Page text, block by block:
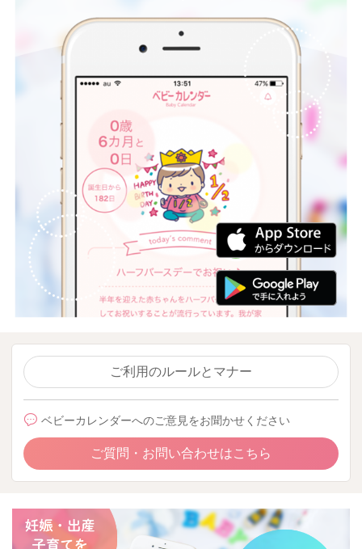
ご利用のルールとマナー
ベビーカレンダーへのご意見をお聞かせください
ご質問・お問い合わせはこちら